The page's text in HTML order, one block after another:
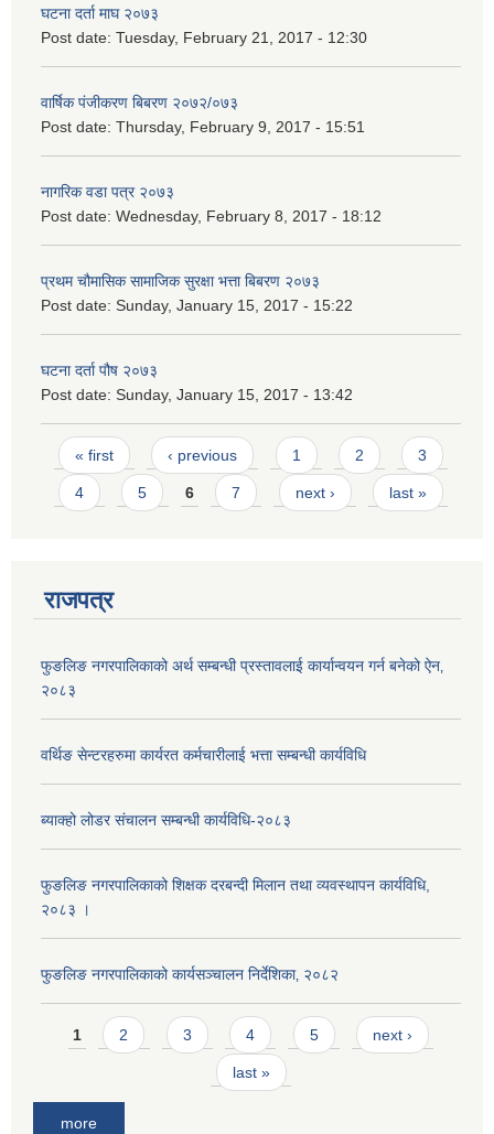
घटना दर्ता माघ २०७३
Post date: Tuesday, February 21, 2017 - 12:30
वार्षिक पंजीकरण बिबरण २०७२/०७३
Post date: Thursday, February 9, 2017 - 15:51
नागरिक वडा पत्र २०७३
Post date: Wednesday, February 8, 2017 - 18:12
प्रथम चौमासिक सामाजिक सुरक्षा भत्ता बिबरण २०७३
Post date: Sunday, January 15, 2017 - 15:22
घटना दर्ता पौष २०७३
Post date: Sunday, January 15, 2017 - 13:42
Pages
« first ‹ previous 1 2 3
4 5 6 7 next › last »
राजपत्र
फुङलिङ नगरपालिकाको अर्थ सम्बन्धी प्रस्तावलाई कार्यान्वयन गर्न बनेको ऐन‚
२०८३
वर्थिङ सेन्टरहरुमा कार्यरत कर्मचारीलाई भत्ता सम्बन्धी कार्यविधि
ब्याक्हो लोडर संचालन सम्बन्धी कार्यविधि-२०८३
फुङलिङ नगरपालिकाको शिक्षक दरबन्दी मिलान तथा व्यवस्थापन कार्यविधि,
२०८३ ।
फुङलिङ नगरपालिकाको कार्यसञ्चालन निर्देशिका‚ २०८२
Pages
1 2 3 4 5 next ›
last »
more